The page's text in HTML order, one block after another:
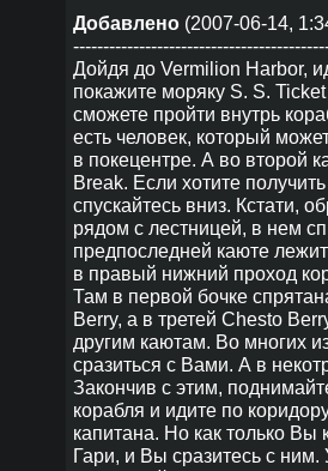
Добавлено(2007-06-14,
Дойдя до Vermilion Harbor,
покажите моряку S. S.
сможете пройти внутрь
есть человек, который
в покецентре. А во второй
Break. Если хотите
спускайтесь вниз. Кстати,
рядом с лестницей, в нем
предпоследней каюте
в правый нижний проход
Там в первой бочке
Berry, а в третей Chesto
другим каютам. Во многих
сразиться с Вами. А в
Закончив с этим,
корабля и идите по
капитана. Но как только Вы
Гари, и Вы сразитесь с